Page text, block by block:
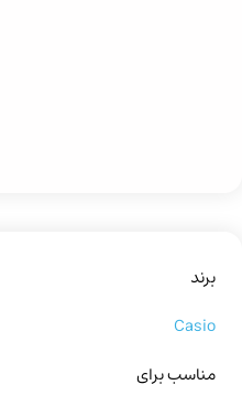
برند
Casio
مناسب برای